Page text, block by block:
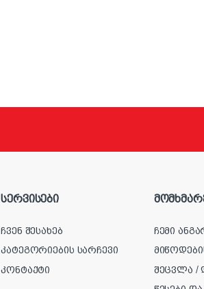
სერვისები
ჩვენ შესახებ
კატეგორიების სარჩევი
კონტაქტი
ჩემი
შეცვლა /